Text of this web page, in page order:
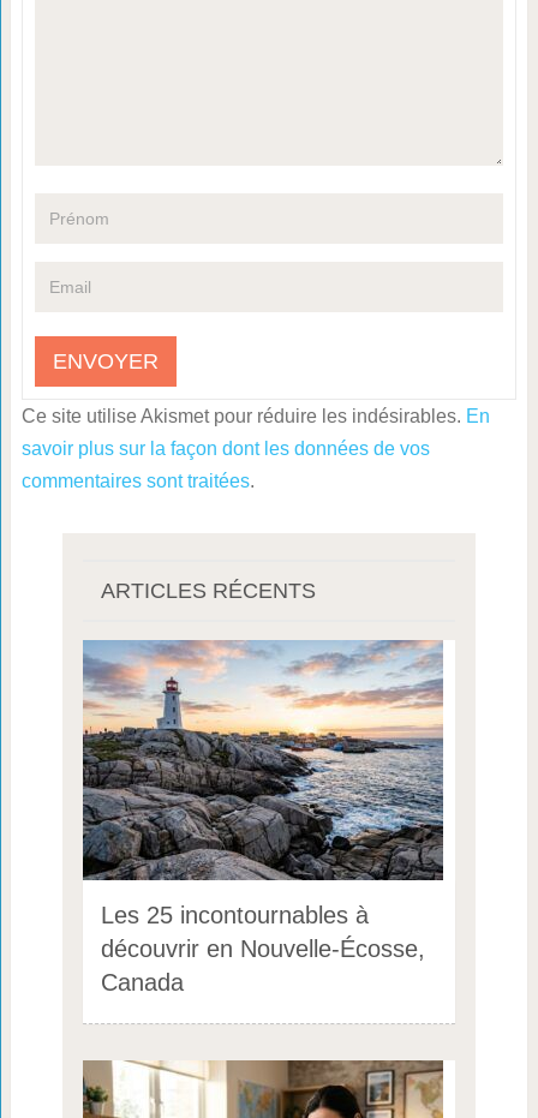
Ce site utilise Akismet pour réduire les indésirables. En
savoir plus sur la façon dont les données de vos
commentaires sont traitées.
ARTICLES RÉCENTS
Les 25 incontournables à
découvrir en Nouvelle-Écosse,
Canada